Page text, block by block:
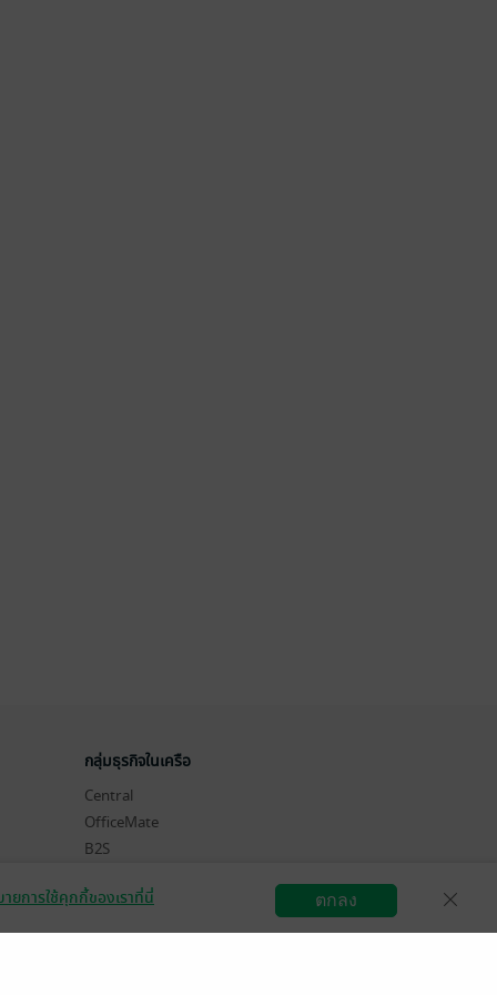
กลุ่มธุรกิจในเครือ
Central
OfficeMate
B2S
Supersports
Tops
สมัครขายอีบุ๊ก วิธีการใช้งาน
ายการใช้คุกกี้ของเราที่นี่ ตกลง